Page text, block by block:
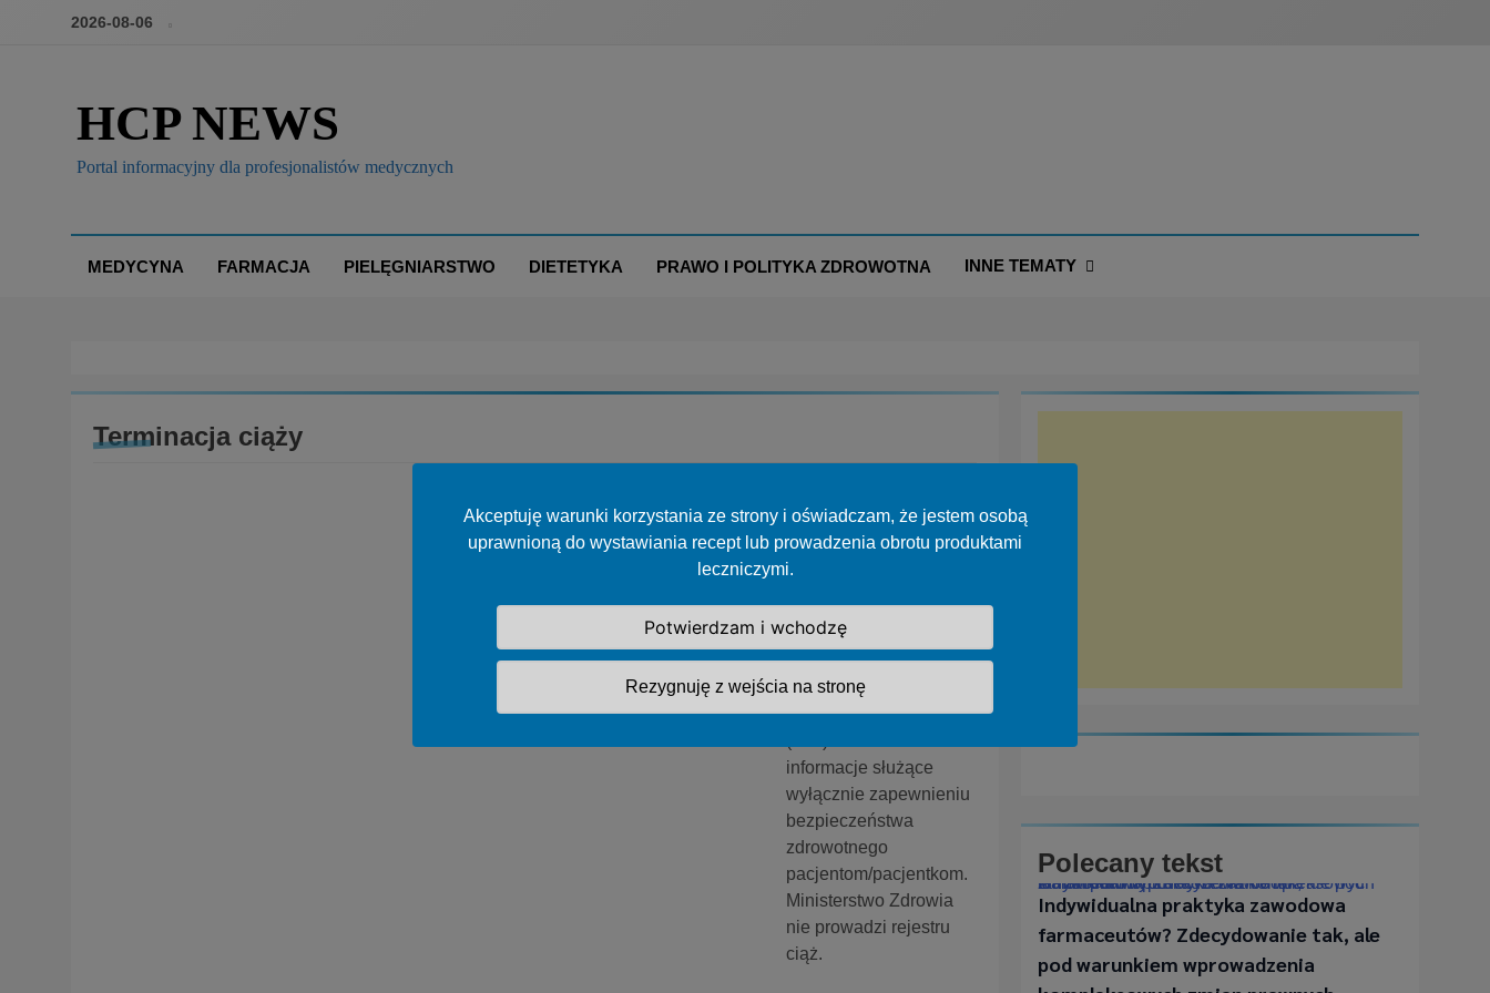
2026-08-06
HCP NEWS
Portal informacyjny dla profesjonalistów medycznych
MEDYCYNA FARMACJA PIELĘGNIARSTWO DIETETYKA PRAWO I POLITYKA ZDROWOTNA INNE TEMATY
Akceptuję warunki korzystania ze strony i oświadczam, że jestem osobą
uprawnioną do wystawiania recept lub prowadzenia obrotu produktami
leczniczymi.
Potwierdzam i wchodzę
Rezygnuję z wejścia na stronę
Terminacja ciąży
MZ: Nie
prowadzimy
rejestru ciąż
Na stronie Ministerstwa
Zdrowia pojawił się
komunikat informujący o
tym, że System
Informacji Medycznej
informacje służące
wyłącznie zapewnieniu
bezpieczeństwa
zdrowotnego
pacjentom/pacjentkom.
Ministerstwo Zdrowia
nie prowadzi rejestru
ciąż.
Polecany tekst
Indywidualna praktyka zawodowa farmaceutów? Zdecydowanie tak, ale pod warunkiem wprowadzenia kompleksowych zmian prawnych
Indywidualna praktyka zawodowa
farmaceutów? Zdecydowanie tak, ale
pod warunkiem wprowadzenia